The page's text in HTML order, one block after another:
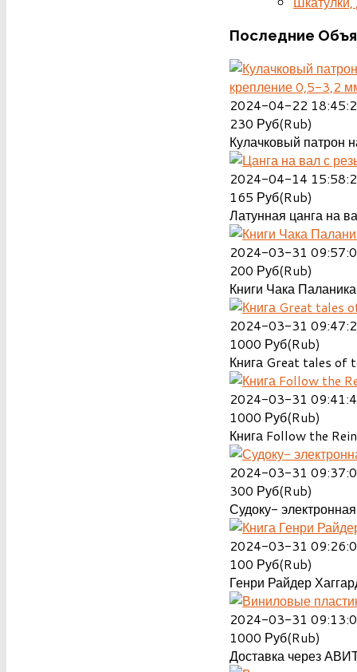
Последние
крепление 0,5-3,2
2024-04-22
230 Руб(Rub)
Кулачковый патрон
2024-04-14
165 Руб(Rub)
Латунная цанга на
2024-03-31
200 Руб(Rub)
Книги Чака
2024-03-31
1000 Руб(Rub)
Книга Great tales of
2024-03-31
1000 Руб(Rub)
Книга Follow the
2024-03-31
300 Руб(Rub)
Судоку-
2024-03-31
100 Руб(Rub)
Генри Райдер
2024-03-31
1000 Руб(Rub)
Доставка через